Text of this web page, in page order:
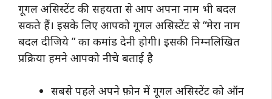
गूगल असिस्टेंट की सहयता से आप अपना नाम भी बदल
सकते हैं। इसके लिए आपको गूगल असिस्टेंट से “मेरा नाम
बदल दीजिये ” का कमांड देनी होगी। इसकी निम्नलिखित
प्रक्रिया हमने आपको नीचे बताई है
सबसे पहले अपने फ़ोन में गूगल असिस्टेंट को ऑन